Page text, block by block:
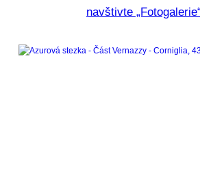
navštivte